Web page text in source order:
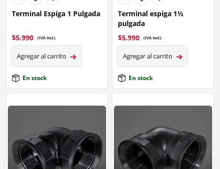
Terminal Espiga 1 Pulgada
$5.990 (IVA incl.)
Agregar al carrito
En stock
Terminal espiga 1½
pulgada
$5.990 (IVA incl.)
Agregar al carrito
En stock